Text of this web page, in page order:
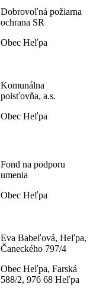
Dobrovoľná požiarna
ochrana SR
Obec Heľpa
Komunálna
poisťovňa, a.s.
Obec Heľpa
Fond na podporu
umenia
Obec Heľpa
Eva Babeľová, Heľpa,
Čaneckého 797/4
Obec Heľpa, Farská
588/2, 976 68 Heľpa